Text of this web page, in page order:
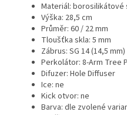
Materiál: borosilikátové
Výška: 28,5 cm
Průměr: 60 / 22 mm
Tloušťka skla: 5 mm
Zábrus: SG 14 (14,5 mm)
Perkolátor: 8-Arm Tree
Difuzer: Hole Diffuser
Ice: ne
Kick otvor: ne
Barva: dle zvolené